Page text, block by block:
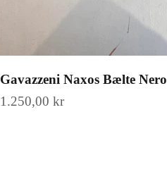
Gavazzeni Naxos Bælte Nero
Salgspris
1.250,00 kr